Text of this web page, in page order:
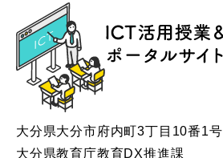
ICT
大分県大分市府内町3丁目10番1号
大分県教育庁教育DX推進課